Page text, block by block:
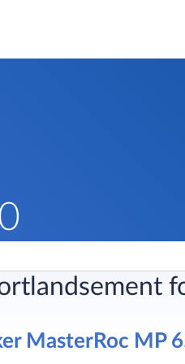
MasterRoc MP